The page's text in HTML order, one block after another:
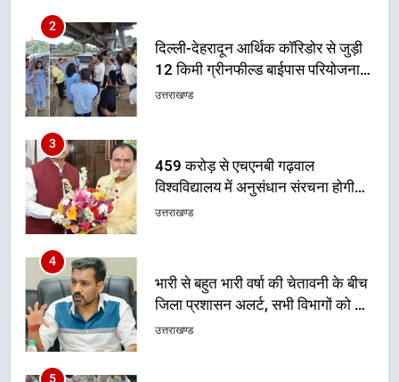
निर्देश, सुरक्षा मानकों से कोई समझौता
नहींः डीएम
3
459 करोड़ से एचएनबी गढ़वाल
विश्वविद्यालय में अनुसंधान संरचना होगी
4
भारी से बहुत भारी वर्षा की चेतावनी के बीच
जिला प्रशासन अलर्ट, सभी विभागों को हाई
5
एमडीडीए बोर्ड बैठक में 25 विकास प्रस्तावों
को मिली मंजूरी, देहरादून-मसूरी के